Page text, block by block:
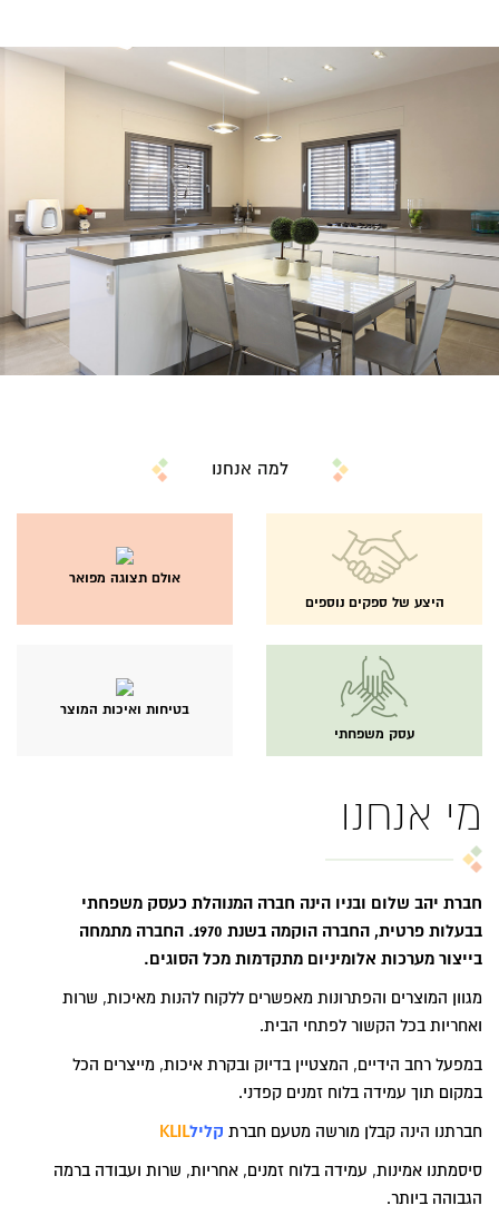
למה אנחנו
בטיחות ואיכות המוצר
עסק משפחתי
אולם תצוגה מפואר
היצע של ספקים נוספים
מי אנחנו
חברת יהב שלום ובניו הינה חברה המנוהלת כעסק משפחתי
בבעלות פרטית, החברה הוקמה בשנת 1970. החברה מתמחה
בייצור מערכות אלומיניום מתקדמות מכל הסוגים.
מגוון המוצרים והפתרונות מאפשרים ללקוח להנות מאיכות, שרות
ואחריות בכל הקשור לפתחי הבית.
במפעל רחב הידיים, המצטיין בדיוק ובקרת איכות, מייצרים הכל
במקום תוך עמידה בלוח זמנים קפדני.
חברתנו הינה קבלן מורשה מטעם חברת קלילKLIL
סיסמתנו אמינות, עמידה בלוח זמנים, אחריות, שרות ועבודה ברמה
הגבוהה ביותר.